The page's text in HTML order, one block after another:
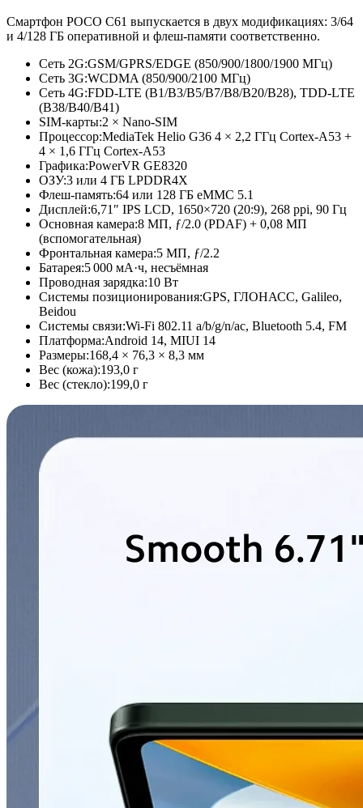
Смартфон POCO C61 выпускается в двух модификациях: 3/64
и 4/128 ГБ оперативной и флеш-памяти соответственно.
Сеть 2G:GSM/GPRS/EDGE (850/900/1800/1900 МГц)
Сеть 3G:WCDMA (850/900/2100 МГц)
Сеть 4G:FDD-LTE (B1/B3/B5/B7/B8/B20/B28), TDD-LTE
(B38/B40/B41)
SIM-карты:2 × Nano-SIM
Процессор:MediaTek Helio G36 4 × 2,2 ГГц Cortex-A53 +
4 × 1,6 ГГц Cortex-A53
Графика:PowerVR GE8320
ОЗУ:3 или 4 ГБ LPDDR4X
Флеш-память:64 или 128 ГБ eMMC 5.1
Дисплей:6,71″ IPS LCD, 1650×720 (20:9), 268 ppi, 90 Гц
Основная камера:8 МП, ƒ/2.0 (PDAF) + 0,08 МП
(вспомогательная)
Фронтальная камера:5 МП, ƒ/2.2
Батарея:5 000 мА·ч, несъёмная
Проводная зарядка:10 Вт
Системы позиционирования:GPS, ГЛОНАСС, Galileo,
Beidou
Системы связи:Wi-Fi 802.11 a/b/g/n/ac, Bluetooth 5.4, FM
Платформа:Android 14, MIUI 14
Размеры:168,4 × 76,3 × 8,3 мм
Вес (кожа):193,0 г
Вес (стекло):199,0 г